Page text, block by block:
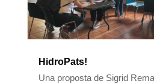
HidroPats!
Una proposta de Sigrid